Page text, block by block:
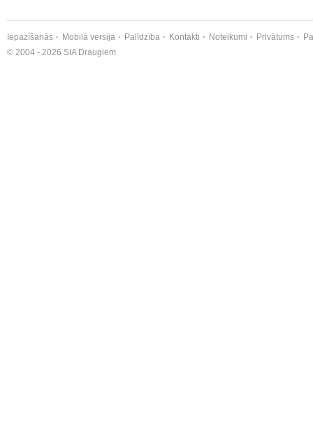
Iepazīšanās Mobilā versija Palīdzība Kontakti Noteikumi Privātums
© 2004 - 2026 SIA Draugiem